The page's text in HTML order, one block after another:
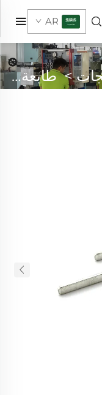
AR
>طابعة معدنية